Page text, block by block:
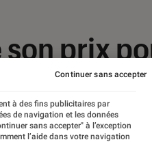
son prix
à des fins publicitaires par
de navigation et les données
sans accepter" à l’exception
l’aide dans votre navigation
Continuer sans accepter